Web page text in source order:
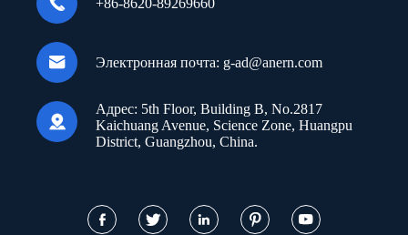
 Электронная почта: g-ad@anern.com

Адрес: 5th Floor, Building B, No.2817
Kaichuang Avenue, Science Zone, Huangpu
District, Guangzhou, China.
    